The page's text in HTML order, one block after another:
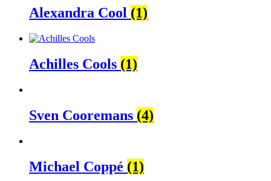
Alexandra Cool (1)
Achilles Cools (1)
Sven Cooremans (4)
Michael Coppé (1)